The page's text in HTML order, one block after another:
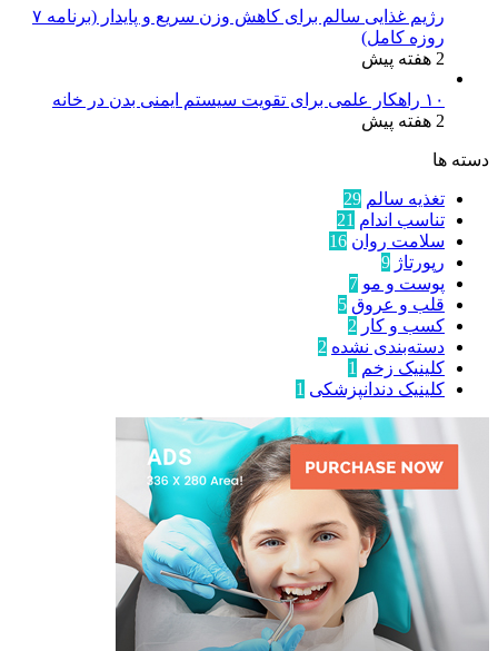
رژیم غذایی سالم برای کاهش وزن سریع و پایدار (برنامه ۷
روزه کامل)
2 هفته پیش
۱۰ راهکار علمی برای تقویت سیستم ایمنی بدن در خانه
2 هفته پیش
دسته ها
تغذیه سالم 29
تناسب اندام 21
سلامت روان 16
رپورتاژ 9
پوست و مو 7
قلب و عروق 5
کسب و کار 2
دسته‌بندی نشده 2
کلینیک زخم 1
کلینیک دندانپزشکی 1